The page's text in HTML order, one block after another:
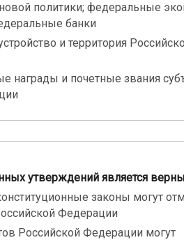
политики; федеральные
банки
и территория
награды и почетные звания
утверждений является
законы могут
Федерации
Российской Федерации могут